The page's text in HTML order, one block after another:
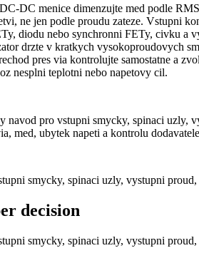
DC menice dimenzujte med podle
ne jen podle proudu zateze. Vstupni
diodu nebo synchronni FETy, civku a
drzte v kratkych vysokoproudovych
pres via kontrolujte samostatne a
nesplni teplotni nebo napetovy cil.
navod pro vstupni smycky, spinaci uzly,
med, ubytek napeti a kontrolu
smycky, spinaci uzly, vystupni
decision
smycky, spinaci uzly, vystupni